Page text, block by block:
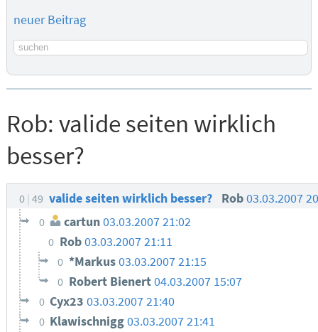
neuer Beitrag
Suchbegriff
Rob: valide seiten wirklich
besser?
0 49 valide seiten wirklich besser? Rob03.03.2007
0 cartun03.03.2007 21:02
0 Rob03.03.2007 21:11
0 *Markus03.03.2007 21:15
0 Robert Bienert04.03.2007 15:07
0 Cyx2303.03.2007 21:40
0 Klawischnigg03.03.2007 21:41